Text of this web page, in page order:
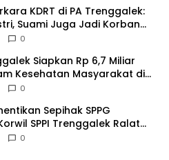
KDRT di PA Trenggalek:
Suami Juga Jadi Korban
0
Siapkan Rp 6,7 Miliar
Kesehatan Masyarakat di
0
Sepihak SPPG
SPPI Trenggalek Ralat
Permata Umat Tolak MBG
0